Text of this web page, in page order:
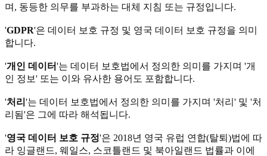
며, 동등한 의무를 부과하는 대체 지침 또는 규정입니다.
'GDPR'은 데이터 보호 규정 및 영국 데이터 보호 규정을 의미
합니다.
'개인 데이터'는 데이터 보호법에서 정의한 의미를 가지며 '개
인 정보' 또는 이와 유사한 용어도 포함합니다.
'처리 '는 데이터 보호법에서 정의한 의미를 가지며 '처리' 및 '처
리됨'은 그에 따라 해석됩니다.
'영국 데이터 보호 규정'은 2018년 영국 유럽 연합(탈퇴)법에 따
라 잉글랜드, 웨일스, 스코틀랜드 및 북아일랜드 법률과 이에